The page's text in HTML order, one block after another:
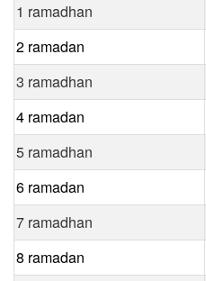
1 ramadhan
2 ramadan
3 ramadhan
4 ramadan
5 ramadhan
6 ramadan
7 ramadhan
8 ramadan